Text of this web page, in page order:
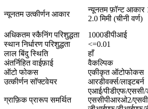
न्यूनतम उत्कीर्णन आकार
न्यूनतम फ़ॉन्ट आकार
2.0 मिमी (चीनी वर्ण)
अधिकतम स्कैनिंग परिशुद्धता
1000डीपीआई
स्थान निर्धारण परिशुद्धता
<=0.01
लाल बिंदु स्थिति
हाँ
अंतर्निहित वाईफ़ाई
वैकल्पिक
ऑटो फोकस
एकीकृत ऑटोफोकस
उत्कीर्णन सॉफ्टवेयर
आरडीवर्क्स/लाइटबर्न
ग्राफ़िक प्रारूप समर्थित
एआई/पीडीएफ/एससी/
एससीपीआरओ2/